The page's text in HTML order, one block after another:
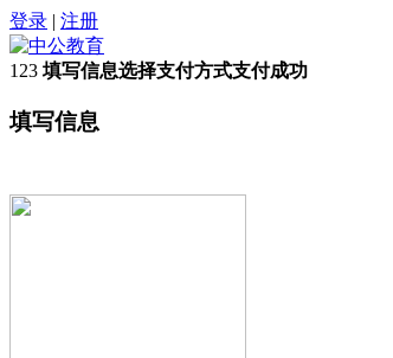
登录 | 注册
1 23 填写信息选择支付方式支付成功
填写信息